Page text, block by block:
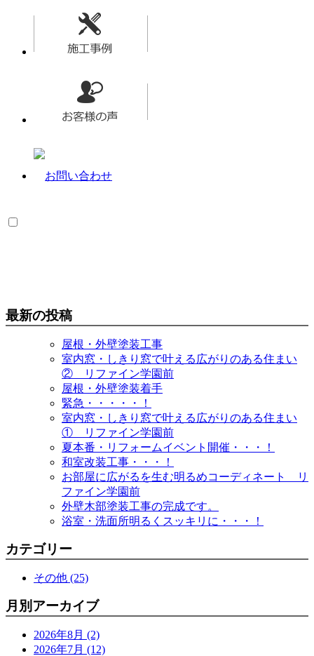
最新の投稿
屋根・外壁塗装工事
室内窓・しきり窓で叶える広がりのある住まい
② リファイン学園前
屋根・外壁塗装着手
緊急・・・・・！
室内窓・しきり窓で叶える広がりのある住まい
① リファイン学園前
夏本番・リフォームイベント開催・・・！
和室改装工事・・・！
お部屋に広がるを生む明るめコーディネート リ
ファイン学園前
外壁木部塗装工事の完成です。
浴室・洗面所明るくスッキリに・・・！
カテゴリー
その他 (25)
月別アーカイブ
2026年8月 (2)
2026年7月 (12)